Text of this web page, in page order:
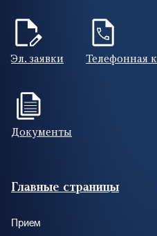
Эл. заявки Телефонная
Документы
Footer (RUS)
Главные страницы
Прием